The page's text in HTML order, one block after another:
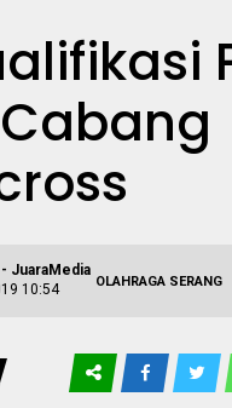
JuaraMedia
10:54
OLAHRAGA SERANG